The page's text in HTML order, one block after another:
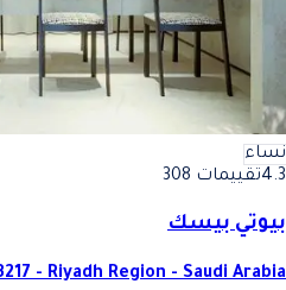
نساء
4.3تقييمات 308
بيوتي بيسك
- Riyadh Region - Saudi Arabia